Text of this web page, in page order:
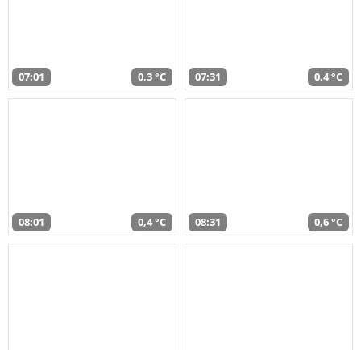
07:01 0,3 °C 07:31 0,4 °C
08:01 0,4 °C 08:31 0,6 °C